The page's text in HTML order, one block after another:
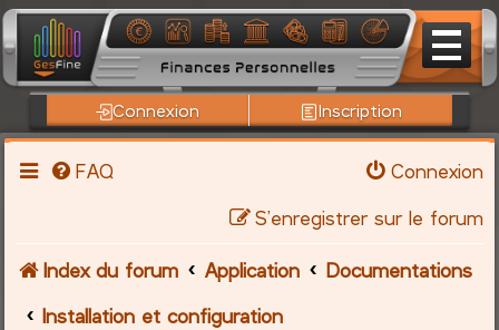
Connexion Inscription
FAQ
Connexion
S’enregistrer sur le forum
Index du forum Application
Documentations
Installation et configuration